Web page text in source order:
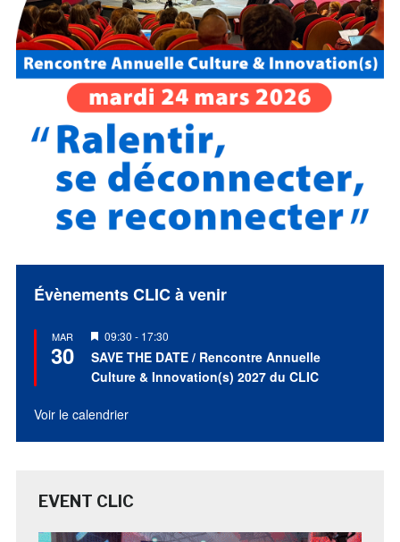
Évènements CLIC à venir
MAR
30
Mis
en
avant
09:30 - 17:30
SAVE THE DATE / Rencontre Annuelle
Culture & Innovation(s) 2027 du CLIC
Voir le calendrier
EVENT CLIC